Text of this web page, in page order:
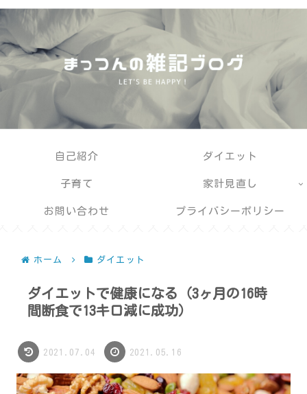
自己紹介 ダイエット
子育て 家計見直し
お問い合わせ プライバシーポリシー
ホーム ダイエット
ダイエットで健康になる（3ヶ月の16時
間断食で13キロ減に成功）
2021.07.04 2021.05.16